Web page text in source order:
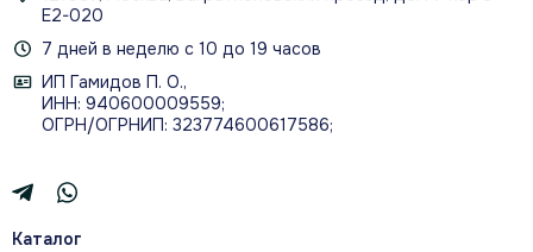
Е2-020
7 дней в неделю с 10 до 19 часов
ИП Гамидов П. О.,
ИНН: 940600009559;
ОГРН/ОГРНИП: 323774600617586;
Каталог